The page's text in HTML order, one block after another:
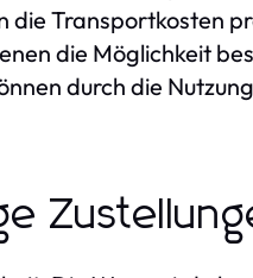
Transportkosten
die Möglichkeit
durch die